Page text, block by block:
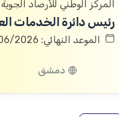
المركز الوطني للأرصاد الجوية
رئيس دائرة الخدمات
الموعد النهائي: 06/06/2026
دمشق